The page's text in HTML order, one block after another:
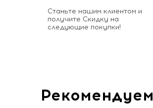
Станьте нашим клиентом и
получите Скидку на
следующие покупки!
Рекомендуем